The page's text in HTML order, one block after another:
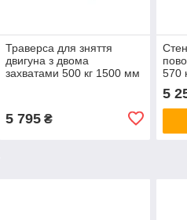
Траверса для зняття
двигуна з двома
захватами 500 кг 1500 мм
5 795₴
570
5